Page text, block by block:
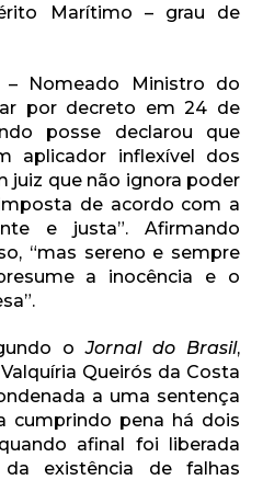
Marítimo – grau de
– Nomeado Ministro do
por decreto em 24 de
posse declarou que
aplicador inflexível dos
juiz que não ignora poder
de acordo com a
e justa”. Afirmando
“mas sereno e sempre
a inocência e o
oJornal do Brasil,
Queirós da Costa
a uma sentença
cumprindo pena há dois
afinal foi liberada
existência de falhas